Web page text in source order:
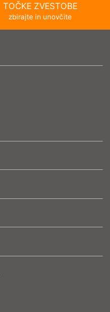
TOČKE ZVESTOBE
zbirajte in unovčite